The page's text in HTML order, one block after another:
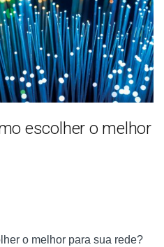
escolher o melhor
o melhor para sua rede?